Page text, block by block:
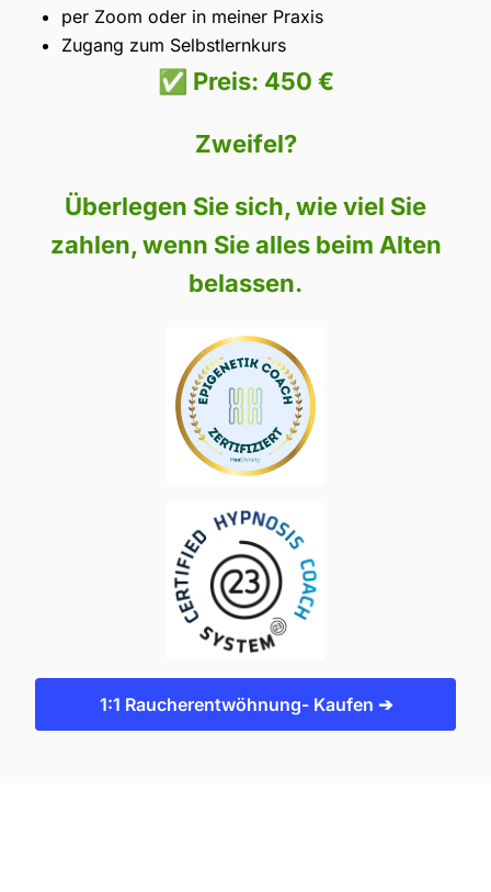
per Zoom oder in meiner Praxis
Zugang zum Selbstlernkurs
✅ Preis: 450 €
Zweifel?
Überlegen Sie sich, wie viel Sie
zahlen, wenn Sie alles beim Alten
belassen.
1:1 Raucherentwöhnung- Kaufen ➔